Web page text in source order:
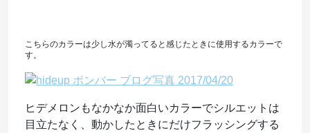
こちらのカラーは少し水が濁ってると感じたときに使用するカラーで
す。
ヒデメロンもなかなか面白いカラーでシルエットは
目立たなく、動かしたときにだけフラッシングする